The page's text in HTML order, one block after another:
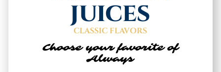
JUICES
CLASSIC FLAVORS
Choose your favorite of
Always